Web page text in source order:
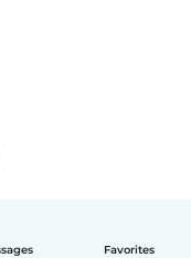
Favorites